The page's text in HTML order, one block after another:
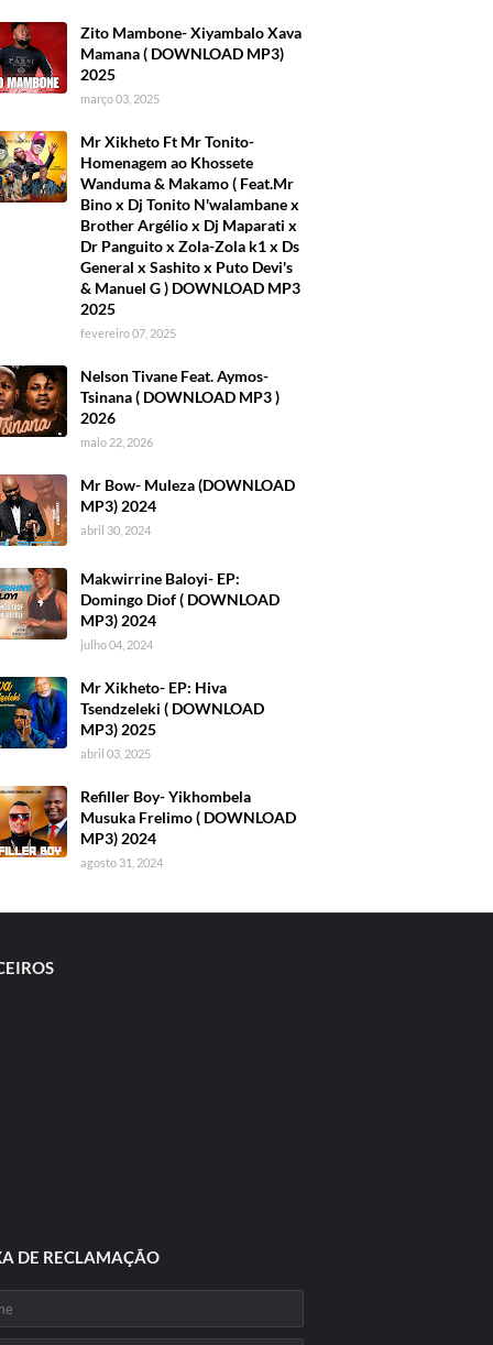
Zito Mambone- Xiyambalo Xava
Mamana ( DOWNLOAD MP3)
2025
março 03, 2025
Mr Xikheto Ft Mr Tonito-
Homenagem ao Khossete
Wanduma & Makamo ( Feat.Mr
Bino x Dj Tonito N'walambane x
Brother Argélio x Dj Maparati x
Dr Panguito x Zola-Zola k1 x Ds
General x Sashito x Puto Devi's
& Manuel G ) DOWNLOAD MP3
2025
fevereiro 07, 2025
Nelson Tivane Feat. Aymos-
Tsinana ( DOWNLOAD MP3 )
2026
maio 22, 2026
Mr Bow- Muleza (DOWNLOAD
MP3) 2024
abril 30, 2024
Makwirrine Baloyi- EP:
Domingo Diof ( DOWNLOAD
MP3) 2024
julho 04, 2024
Mr Xikheto- EP: Hiva
Tsendzeleki ( DOWNLOAD
MP3) 2025
abril 03, 2025
Refiller Boy- Yikhombela
Musuka Frelimo ( DOWNLOAD
MP3) 2024
agosto 31, 2024
DE RECLAMAÇÃO